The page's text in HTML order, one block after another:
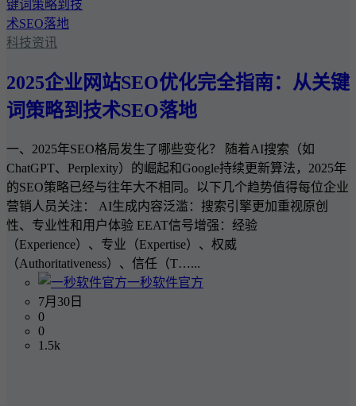
科技资讯
2025企业网站SEO优化完全指南：从关键
词策略到技术SEO落地
一、2025年SEO格局发生了哪些变化？ 随着AI搜索（如
ChatGPT、Perplexity）的崛起和Google持续更新算法，2025年
的SEO策略已经与往年大不相同。以下几个趋势值得每位企业
营销人员关注： AI生成内容泛滥：搜索引擎更加重视原创
性、专业性和用户体验 EEAT信号增强：经验
（Experience）、专业（Expertise）、权威
（Authoritativeness）、信任（T…...
一秒软件官方
7月30日
0
0
1.5k